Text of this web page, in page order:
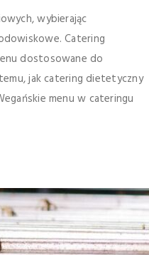
wybierając
Catering
dostosowane do
jak catering dietetyczny
menu w cateringu